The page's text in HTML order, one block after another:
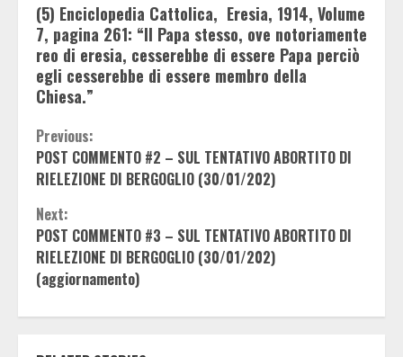
(5) Enciclopedia Cattolica, Eresia, 1914, Volume
7, pagina 261: “Il Papa stesso, ove notoriamente
reo di eresia, cesserebbe di essere Papa perciò
egli cesserebbe di essere membro della
Chiesa.”
Continue
Reading
Previous:
POST COMMENTO #2 – SUL TENTATIVO ABORTITO DI
RIELEZIONE DI BERGOGLIO (30/01/202)
Next:
POST COMMENTO #3 – SUL TENTATIVO ABORTITO DI
RIELEZIONE DI BERGOGLIO (30/01/202)
(aggiornamento)